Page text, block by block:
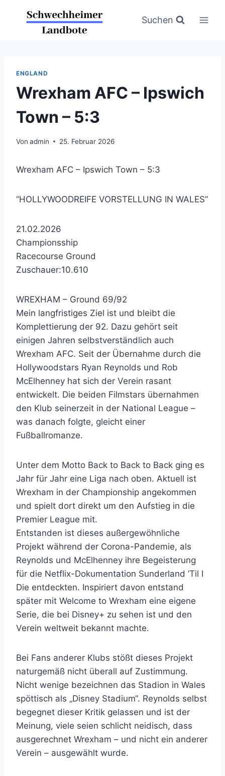
Suchen
ENGLAND
Wrexham AFC – Ipswich
Town – 5:3
Von admin 25. Februar 2026
Wrexham AFC – Ipswich Town – 5:3
“HOLLYWOODREIFE VORSTELLUNG IN WALES”
21.02.2026
Championsship
Racecourse Ground
Zuschauer:10.610
WREXHAM – Ground 69/92
Mein langfristiges Ziel ist und bleibt die
Komplettierung der 92. Dazu gehört seit
einigen Jahren selbstverständlich auch
Wrexham AFC. Seit der Übernahme durch die
Hollywoodstars Ryan Reynolds und Rob
McElhenney hat sich der Verein rasant
entwickelt. Die beiden Filmstars übernahmen
den Klub seinerzeit in der National League –
was danach folgte, gleicht einer
Fußballromanze.
Unter dem Motto Back to Back to Back ging es
Jahr für Jahr eine Liga nach oben. Aktuell ist
Wrexham in der Championship angekommen
und spielt dort direkt um den Aufstieg in die
Premier League mit.
Entstanden ist dieses außergewöhnliche
Projekt während der Corona-Pandemie, als
Reynolds und McElhenney ihre Begeisterung
für die Netflix-Dokumentation Sunderland ’Til I
Die entdeckten. Inspiriert davon entstand
später mit Welcome to Wrexham eine eigene
Serie, die bei Disney+ zu sehen ist und den
Verein weltweit bekannt machte.
Bei Fans anderer Klubs stößt dieses Projekt
naturgemäß nicht überall auf Zustimmung.
Nicht wenige bezeichnen das Stadion in Wales
spöttisch als „Disney Stadium“. Reynolds selbst
begegnet dieser Kritik gelassen und ist der
Meinung, viele seien schlicht neidisch, dass
ausgerechnet Wrexham – und nicht ein anderer
Verein – ausgewählt wurde.